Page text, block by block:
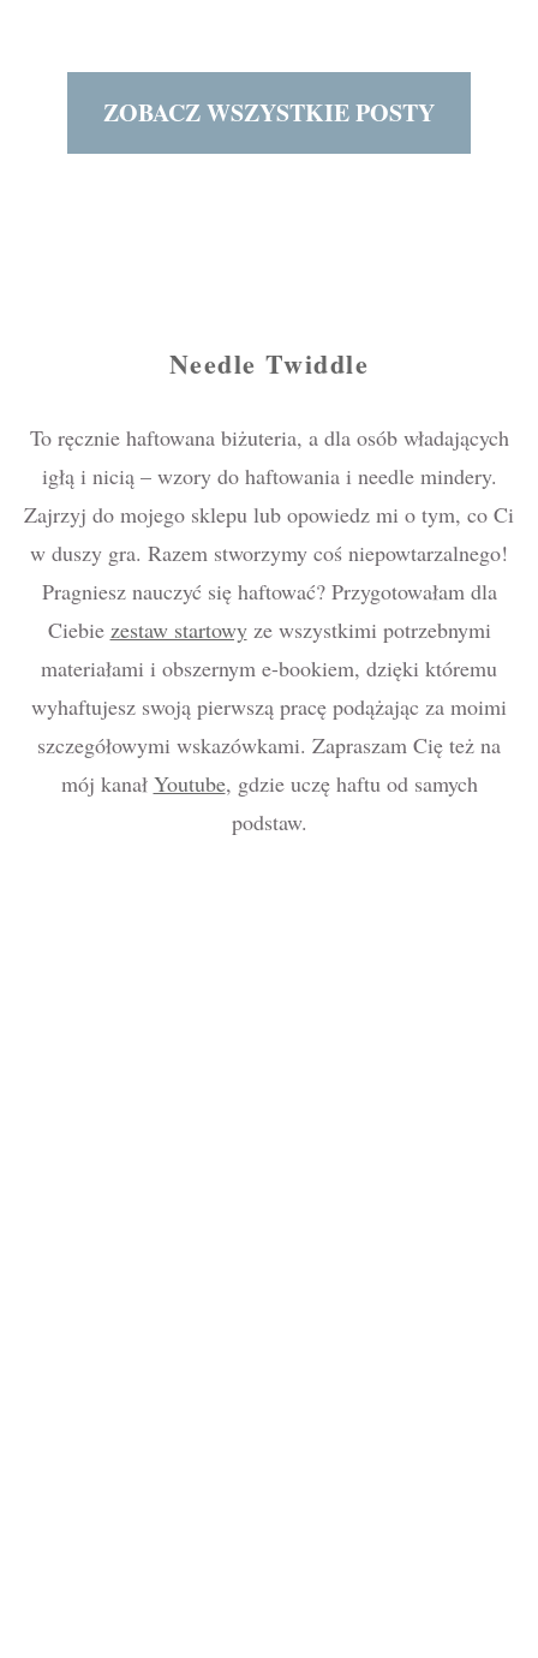
ZOBACZ WSZYSTKIE POSTY
Needle Twiddle
To ręcznie haftowana biżuteria, a dla osób władających
igłą i nicią – wzory do haftowania i needle mindery.
Zajrzyj do mojego sklepu lub opowiedz mi o tym, co Ci
w duszy gra. Razem stworzymy coś niepowtarzalnego!
Pragniesz nauczyć się haftować? Przygotowałam dla
Ciebie zestaw startowyze wszystkimi potrzebnymi
materiałami i obszernym e-bookiem, dzięki któremu
wyhaftujesz swoją pierwszą pracę podążając za moimi
szczegółowymi wskazówkami. Zapraszam Cię też na
mój kanał Youtube, gdzie uczę haftu od samych
podstaw.